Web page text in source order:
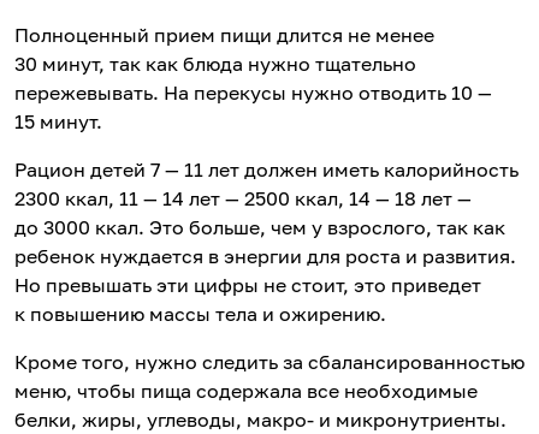
Полноценный прием пищи длится не менее
30 минут, так как блюда нужно тщательно
пережевывать. На перекусы нужно отводить 10 —
15 минут.
Рацион детей 7 — 11 лет должен иметь калорийность
2300 ккал, 11 — 14 лет — 2500 ккал, 14 — 18 лет —
до 3000 ккал. Это больше, чем у взрослого, так как
ребенок нуждается в энергии для роста и развития.
Но превышать эти цифры не стоит, это приведет
к повышению массы тела и ожирению.
Кроме того, нужно следить за сбалансированностью
меню, чтобы пища содержала все необходимые
белки, жиры, углеводы, макро- и микронутриенты.